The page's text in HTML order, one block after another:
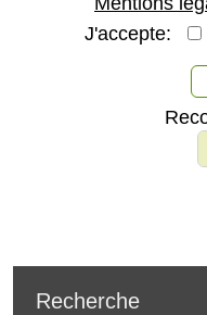
J'accepte:
Recherche